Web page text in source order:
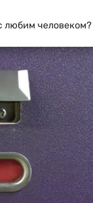
любим человеком?